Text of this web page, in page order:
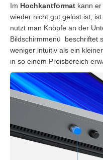
Im Hochkantformat kann
wieder nicht gut gelöst ist,
nutzt man Knöpfe an der
Bildschirmmenü beschriftet
weniger intuitiv als ein
in so einem Preisbereich